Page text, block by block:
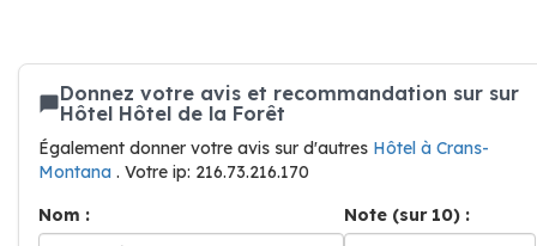
Donnez votre avis et recommandation sur sur
Hôtel Hôtel de la Forêt
Également donner votre avis sur d'autres Hôtel à Crans-
Montana . Votre ip: 216.73.216.170
Nom :
Note (sur 10) :